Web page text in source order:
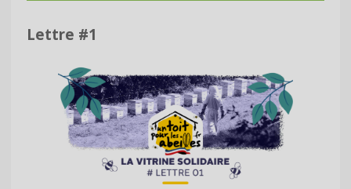
Lettre #1